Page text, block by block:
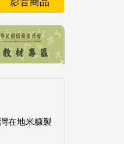
在地米糠製